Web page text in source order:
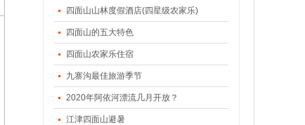
四面山山林度假酒店(四星级农家乐)
四面山的五大特色
四面山农家乐住宿
九寨沟最佳旅游季节
2020年阿依河漂流几月开放？
江津四面山避暑